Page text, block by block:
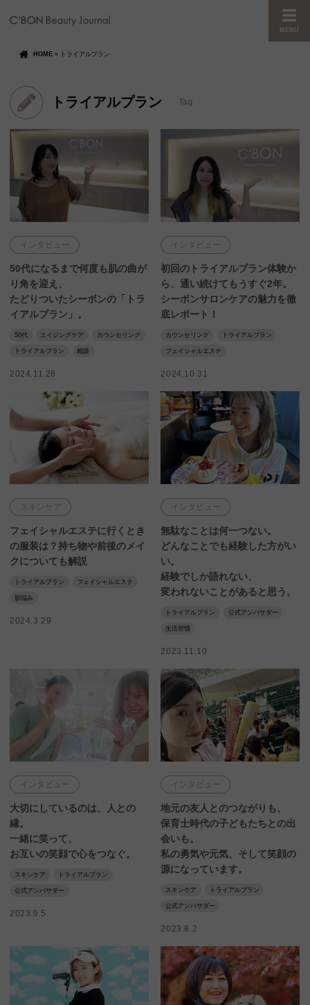
MENU
HOME » トライアルプラン
トライアルプラン Tag
インタビュー
50代になるまで何度も肌の曲が
り角を迎え、
たどりついたシーボンの「トラ
イアルプラン」。
50代 エイジングケア カウンセリング
トライアルプラン 相談
2024.11.28
インタビュー
初回のトライアルプラン体験か
ら、通い続けてもうすぐ2年。
シーボンサロンケアの魅力を徹
底レポート！
カウンセリング トライアルプラン
フェイシャルエステ
2024.10.31
スキンケア
フェイシャルエステに行くとき
の服装は？持ち物や前後のメイ
クについても解説
トライアルプラン フェイシャルエステ
肌悩み
2024.3.29
インタビュー
無駄なことは何一つない。
どんなことでも経験した方がい
い。
経験でしか語れない、
変われないことがあると思う。
トライアルプラン 公式アンバサダー
生活習慣
2023.11.10
インタビュー
大切にしているのは、人との
縁。
一緒に笑って、
お互いの笑顔で心をつなぐ。
スキンケア トライアルプラン
公式アンバサダー
2023.9.5
インタビュー
地元の友人とのつながりも、
保育士時代の子どもたちとの出
会いも。
私の勇気や元気、そして笑顔の
源になっています。
スキンケア トライアルプラン
公式アンバサダー
2023.8.2